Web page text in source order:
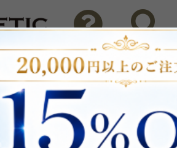
問い合わせ 検索
い物でポイントプレゼント！
セール ランキング ブ